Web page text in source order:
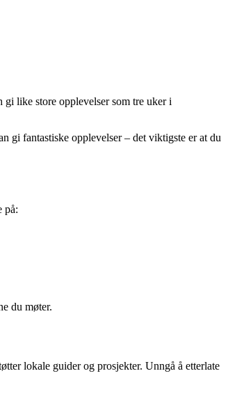
like store opplevelser som tre uker i
gi fantastiske opplevelser – det viktigste er at du
på:
du møter.
lokale guider og prosjekter. Unngå å etterlate